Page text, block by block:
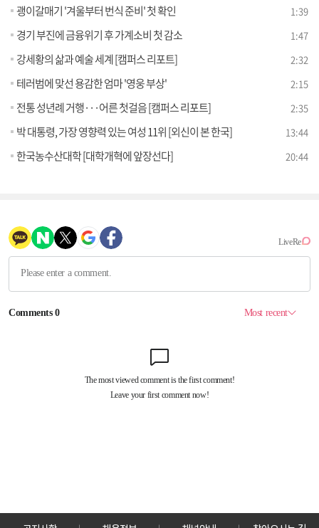
괭이갈매기 '겨울부터 번식 준비' 첫 확인 1:39
경기 부진에 금융위기 후 가계소비 첫 감소 1:47
강세황의 삶과 예술 세계 [캠퍼스 리포트] 2:32
테러범에 맞선 용감한 엄마 '영웅 부상' 2:15
전통 성년례 거행···어른 첫걸음 [캠퍼스 리포트] 2:35
박 대통령, 가장 영향력 있는 여성 11위 [외신이 본 한국] 13:44
한국농수산대학 [대학개혁에 앞장선다] 20:44